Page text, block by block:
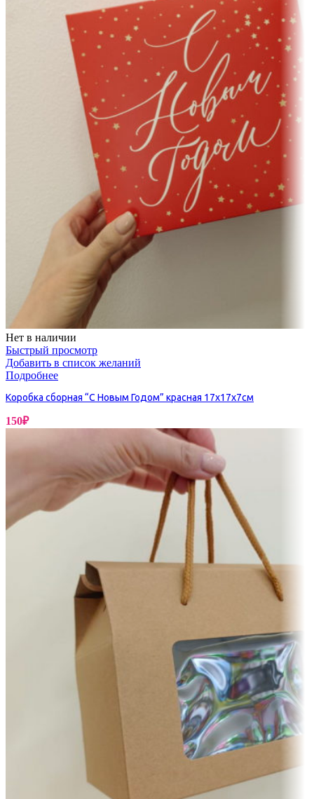
Нет в наличии
Быстрый просмотр
Добавить в список желаний
Подробнее
Коробка сборная “С Новым Годом” красная 17х17х7см
150₽